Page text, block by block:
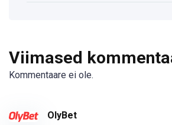
Viimased
Kommentaare ei ole.
OlyBet